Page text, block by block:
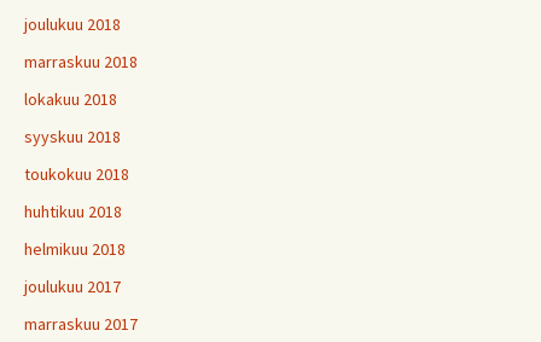
joulukuu 2018
marraskuu 2018
lokakuu 2018
syyskuu 2018
toukokuu 2018
huhtikuu 2018
helmikuu 2018
joulukuu 2017
marraskuu 2017